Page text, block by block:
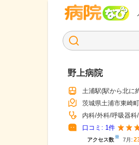
野上病院
土浦駅(駅から北に
茨城県土浦市東崎
内科 外科 呼吸器科
口コミ: 1件
アクセス数※ 7月 :